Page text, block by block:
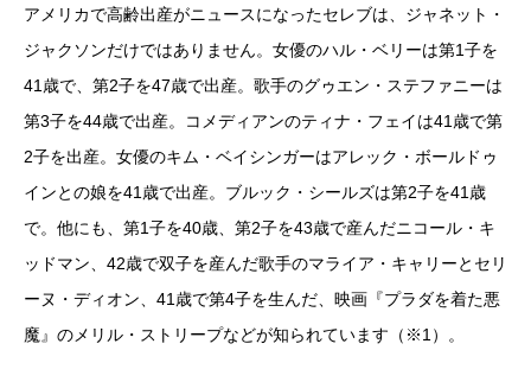
アメリカで高齢出産がニュースになったセレブは、ジャネット・
ジャクソンだけではありません。女優のハル・ベリーは第1子を
41歳で、第2子を47歳で出産。歌手のグゥエン・ステファニーは
第3子を44歳で出産。コメディアンのティナ・フェイは41歳で第
2子を出産。女優のキム・ベイシンガーはアレック・ボールドゥ
インとの娘を41歳で出産。ブルック・シールズは第2子を41歳
で。他にも、第1子を40歳、第2子を43歳で産んだニコール・キ
ッドマン、42歳で双子を産んだ歌手のマライア・キャリーとセリ
ーヌ・ディオン、41歳で第4子を生んだ、映画『プラダを着た悪
魔』のメリル・ストリープなどが知られています（※1）。